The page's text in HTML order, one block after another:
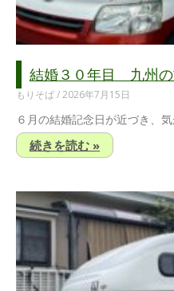
結婚３０年目 九州
もりそば 2026年7月15日
６月の結婚記念日が近づき、
続きを読む »